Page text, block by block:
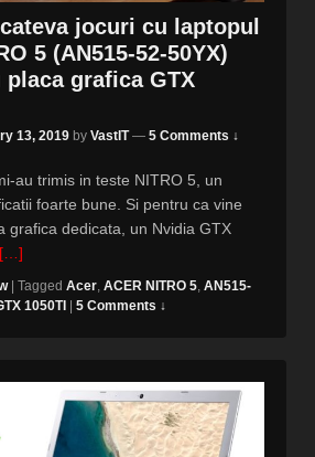
jocuri cu laptopul
5 (AN515-52-50YX)
grafica GTX
13, 2019 by VastIT — 5 Comments ↓
au trimis in teste NITRO 5, un
foarte bune. Si pentru ca vine
grafica dedicata, un Nvidia GTX
[…]
| Tagged Acer ACER NITRO 5 AN515-
1050TI | 5 Comments ↓